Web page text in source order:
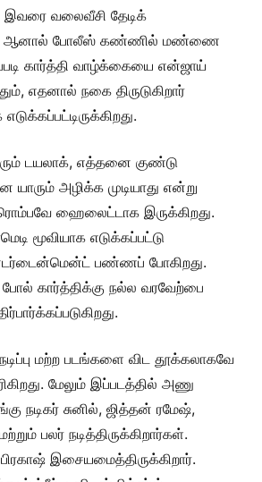
இவரை வலைவீசி தேடிக்
ஆனால் போலீஸ் கண்ணில் மண்ணை
கார்த்தி வாழ்க்கையை என்ஜாய்
எதனால் நகை திருடுகிறார்
டயலாக், எத்தனை குண்டு
யாரும் அழிக்க முடியாது என்று
ஹைலைட்டாக இருக்கிறது.
மூவியாக எடுக்கப்பட்டு
பண்ணப் போகிறது.
கார்த்திக்கு நல்ல வரவேற்பை
மற்ற படங்களை விட தூக்கலாகவே
மேலும் இப்படத்தில் அணு
நடிகர் சுனில், ஜித்தன் ரமேஷ்,
பலர் நடித்திருக்கிறார்கள்.
பிரகாஷ் இசையமைத்திருக்கிறார்.